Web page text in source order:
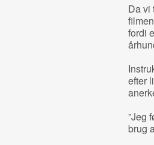
Da vi
fordi
efter
”Jeg
brug